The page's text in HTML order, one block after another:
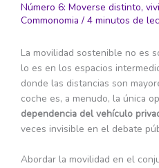
Número 6: Moverse distinto,
Commonomia / 4 minutos de
La movilidad sostenible no es
lo es en los espacios
donde las distancias son
coche es, a menudo, la única
dependencia del vehículo
veces invisible en el debate
Abordar la movilidad en el